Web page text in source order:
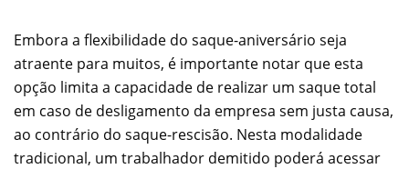
Embora a flexibilidade do saque-aniversário seja
atraente para muitos, é importante notar que esta
opção limita a capacidade de realizar um saque total
em caso de desligamento da empresa sem justa causa,
ao contrário do saque-rescisão. Nesta modalidade
tradicional, um trabalhador demitido poderá acessar